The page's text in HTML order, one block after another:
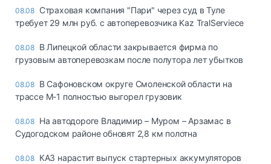
08.08 Страховая компания "Пари" через суд в Туле
требует 29 млн руб. с автоперевозчика Kaz TralServiece
08.08 В Липецкой области закрывается фирма по
грузовым автоперевозкам после полутора лет убытков
08.08 В Сафоновском округе Смоленской области на
трассе М-1 полностью выгорел грузовик
08.08 На автодороге Владимир – Муром – Арзамас в
Судогодском районе обновят 2,8 км полотна
08.08 КАЗ нарастит выпуск стартерных аккумуляторов